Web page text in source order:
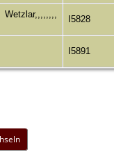
Wetzlar,,,,,,,, I5828
I5891